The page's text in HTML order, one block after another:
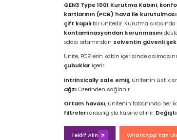
GEN3 Type 1001 Kurutma Kabini,
kartlarının (PCB) hava ile kurutulması
çift kapılıbir ünitedir. Kurutma sırasında
kontaminasyondan korunmasını
odası ortamından solventin güvenli
Ünite, PCB’lerin kabin içerisinde
çubuklariçerir.
Intrinsically safe emiş, ünitenin üst
ağzıüzerinden sağlanır.
Ortam havası, ünitenin tabanında her
filtreleriaracılığıyla kabine alınır.
Teklif Alın WhatsApp'tan